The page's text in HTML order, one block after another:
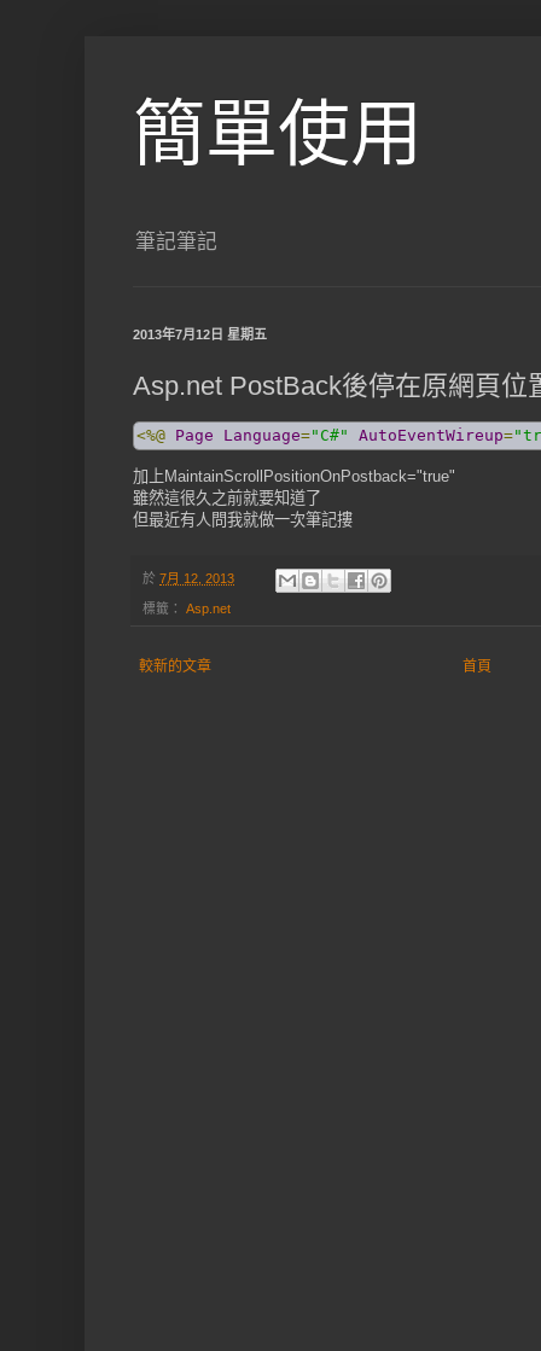
簡單使用
筆記筆記
2013年7月12日 星期五
Asp.net PostBack後停在原網頁位
<%@ Page Language="C#" AutoEventWireup=
加上MaintainScrollPositionOnPostback="true"
雖然這很久之前就要知道了
但最近有人問我就做一次筆記摟
於 7月 12, 2013
標籤： Asp.net
較新的文章 首頁